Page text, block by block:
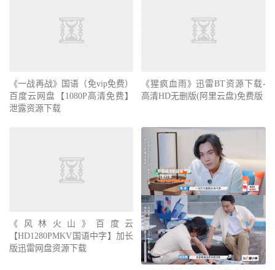
《一战再战》国语（免vip免费）
百度云网盘【1080P高清免费】
泄露资源下载
《猩疯血雨》迅雷BT资源下载-
高清HD无删版(阿里云盘)免费版
《风林火山》百度云
【HD1280PMKV国语中字】加长
版迅雷网盘资源下载